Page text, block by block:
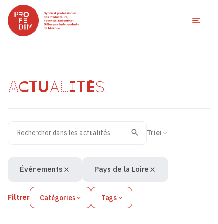
ACTUALITÉS
Recherche
Valider
Filtrer Catégories Tags
Événements Pays de la Loire